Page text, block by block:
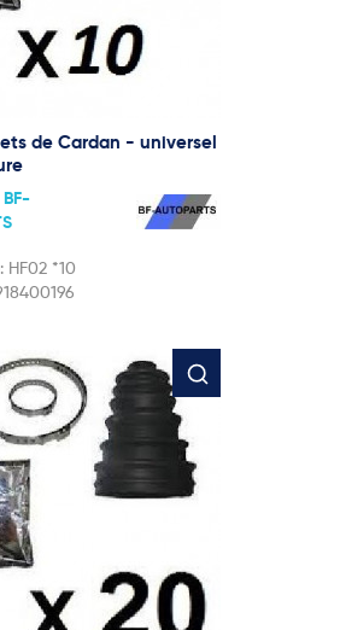
de Cardan - universel
BF-
HF02 *10